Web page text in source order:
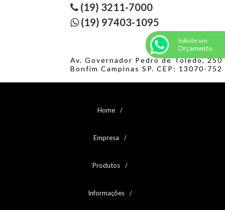
(19) 3211-7000
(19) 97403-1095
Av. Governador Pedro de Toledo, 250
Bonfim Campinas SP. CEP: 13070-752
Home
Empresa
Produtos
Informações
Solicite um
Orçamento